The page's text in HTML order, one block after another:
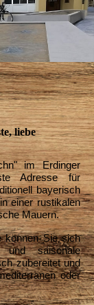
liebe
im Erdinger
Adresse für
bayerisch
einer rustikalen
Mauern.
können Sie sich
und saisonale
zubereitet und
oder